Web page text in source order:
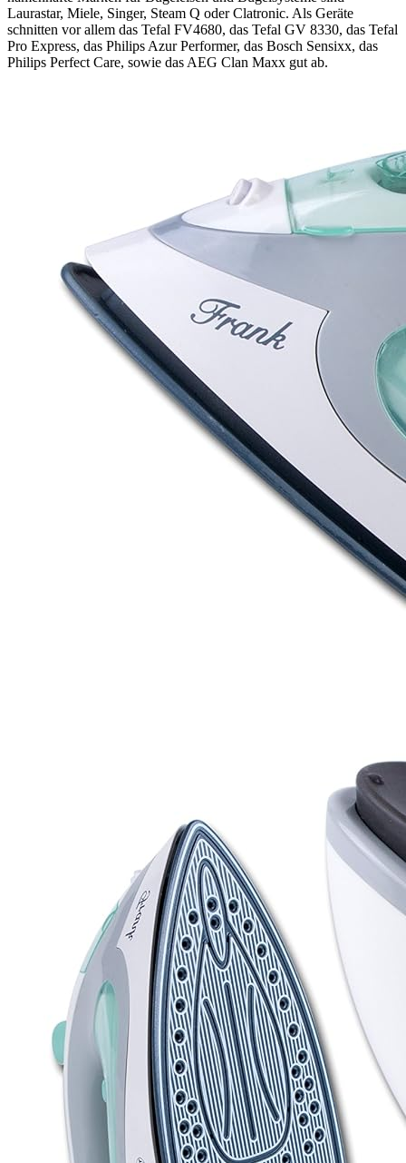
Laurastar, Miele, Singer, Steam Q oder Clatronic. Als Geräte
schnitten vor allem das Tefal FV4680, das Tefal GV 8330, das Tefal
Pro Express, das Philips Azur Performer, das Bosch Sensixx, das
Philips Perfect Care, sowie das AEG Clan Maxx gut ab.